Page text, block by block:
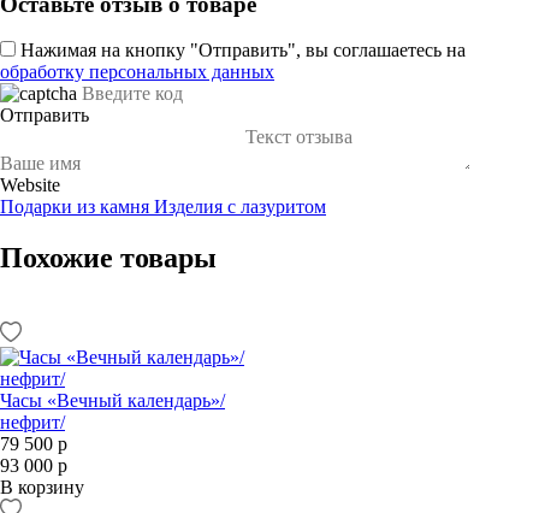
Нажимая на кнопку "Отправить", вы соглашаетесь на
обработку персональных данных
Отправить
Website
Подарки из камня Изделия с лазуритом
Похожие товары
Часы «Вечный календарь»/
нефрит/
79 500 р
93 000 р
В корзину